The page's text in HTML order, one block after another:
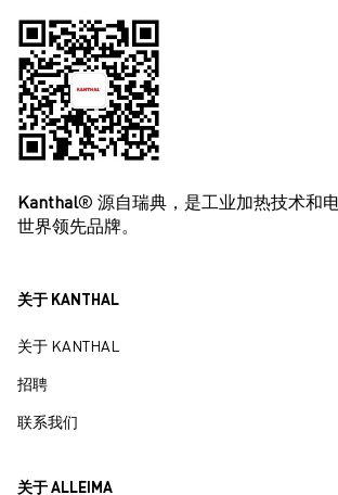
Kanthal® 源自瑞典，是工业加热技术和
世界领先品牌。
关于 KANTHAL
关于 KANTHAL
招聘
联系我们
关于 ALLEIMA